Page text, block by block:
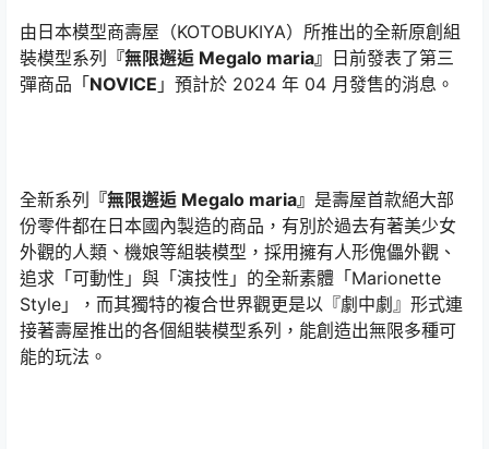
由日本模型商壽屋（KOTOBUKIYA）所推出的全新原創組
裝模型系列
『無限邂逅 Megalo maria』
日前發表了第三
彈商品「NOVICE 」預計於 2024 年 04 月發售的消息。
全新系列 『無限邂逅 Megalo maria』 是壽屋首款絕大部
份零件都在日本國內製造的商品，有別於過去有著美少女
外觀的人類、機娘等組裝模型，採用擁有人形傀儡外觀、
追求「可動性」與「演技性」的全新素體「Marionette
Style」，而其獨特的複合世界觀更是以『劇中劇』形式連
接著壽屋推出的各個組裝模型系列，能創造出無限多種可
能的玩法。